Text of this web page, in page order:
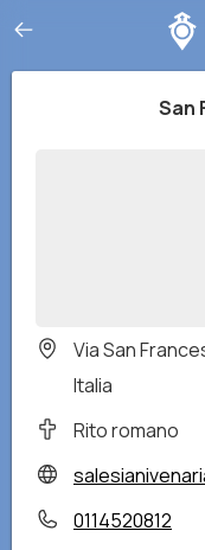
San
Via San
Italia
Rito romano
0114520812